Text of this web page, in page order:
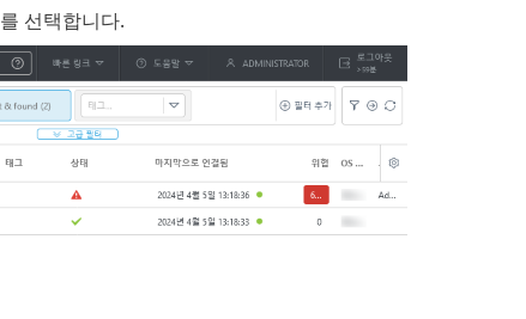
를 선택합니다.